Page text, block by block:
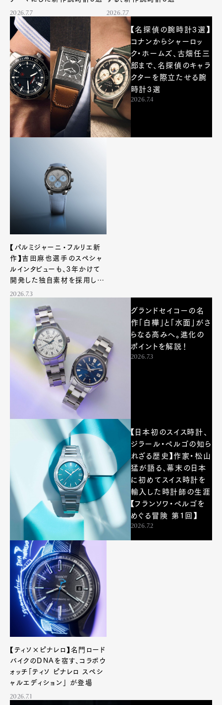
2026.7.7 2026.7.7
【名探偵の腕時計3選】
コナンからシャーロッ
ク・ホームズ、古畑任三
郎まで、名探偵のキャラ
クターを際立たせる腕
時計3選
2026.7.4
【パルミジャーニ・フルリエ新
作】吉田麻也選手のスペシャ
ルインタビューも、3年かけて
開発した独自素材を採用した
最新クロノグラフ
2026.7.3
グランドセイコーの名
作「白樺」と「水面」がさ
らなる高みへ。進化の
ポイントを解説！
2026.7.3
【日本初のスイス時計、
ジラール・ペルゴの知ら
れざる歴史】作家・松山
猛が語る、幕末の日本
に初めてスイス時計を
輸入した時計師の生涯
【フランソワ・ペルゴを
めぐる冒険 第１回】
2026.7.2
【ティソ×ピナレロ】名門ロード
バイクのDNAを宿す、コラボウ
ォッチ「ティソ ピナレロ スペシ
ャルエディション」 が登場
2026.7.1